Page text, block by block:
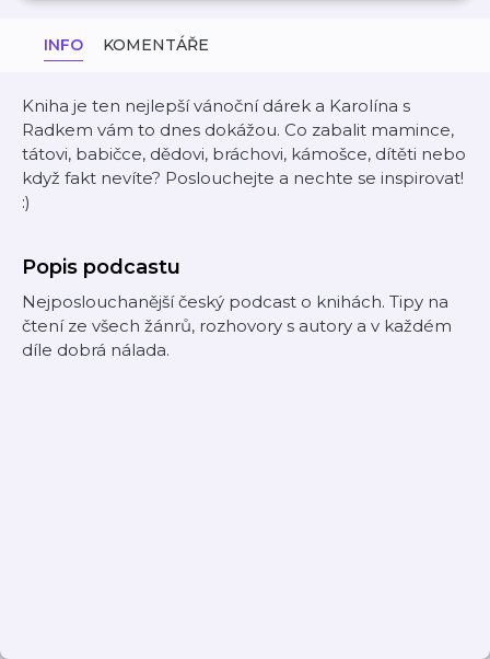
INFO KOMENTÁŘE
Kniha je ten nejlepší vánoční dárek a Karolína s
Radkem vám to dnes dokážou. Co zabalit mamince,
tátovi, babičce, dědovi, bráchovi, kámošce, dítěti nebo
když fakt nevíte? Poslouchejte a nechte se inspirovat!
:)
Popis podcastu
Nejposlouchanější český podcast o knihách. Tipy na
čtení ze všech žánrů, rozhovory s autory a v každém
díle dobrá nálada.